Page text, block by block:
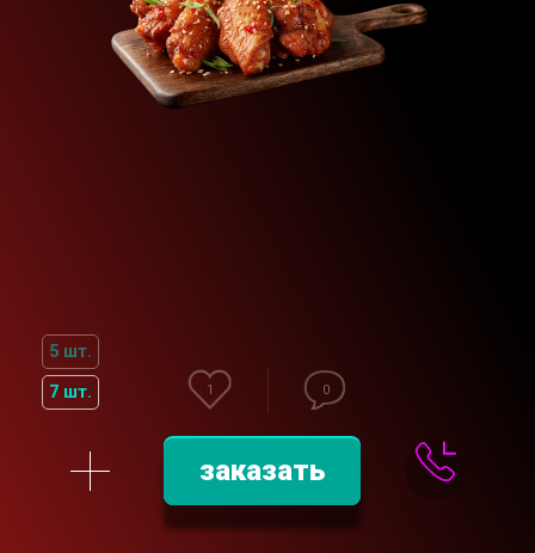
5 шт.
7 шт.
1 0
заказать